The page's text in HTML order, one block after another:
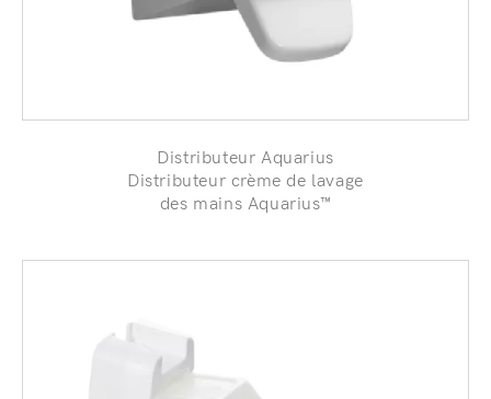
Distributeur Aquarius
Distributeur crème de lavage
des mains Aquarius™